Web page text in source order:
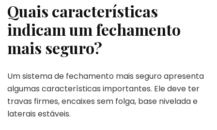
Quais características
indicam um fechamento
mais seguro?
Um sistema de fechamento mais seguro apresenta
algumas características importantes. Ele deve ter
travas firmes, encaixes sem folga, base nivelada e
laterais estáveis.